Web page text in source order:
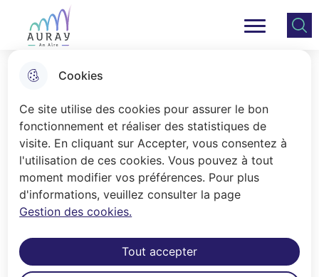
Cookies
Ce site utilise des cookies pour assurer le bon
fonctionnement et réaliser des statistiques de
visite. En cliquant sur Accepter, vous consentez à
l'utilisation de ces cookies. Vous pouvez à tout
moment modifier vos préférences. Pour plus
d'informations, veuillez consulter la page
Gestion des cookies.
Tout accepter
Aller
au
menu
Consulter
le plan
Ville Auray Menu principal
Accueil
Auray s'installe au Moyen-Âge au
fond d'une ria, sur un promontoire où
l'édification d'un château favorise la
protection de son territoire.